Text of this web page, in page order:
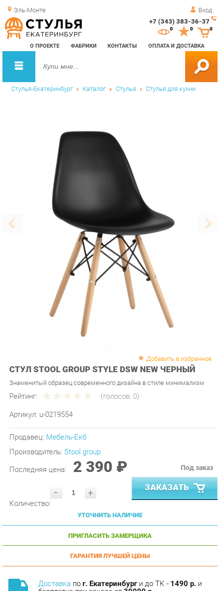
Эль-Монте Вход
+7 (343) 383-36-37
О ПРОЕКТЕ ФАБРИКИ КОНТАКТЫ ОПЛАТА И ДОСТАВКА
0 0
Стулья-Екатеринбург Каталог Стулья Стулья для кухни
СТУЛ STOOL GROUP STYLE DSW NEW ЧЕРНЫЙ
Знаменитый образец современного дизайна в стиле минимализм
Рейтинг: (голосов:0)
Артикул: u-0219554
Продавец: Мебель-Екб
Производитель:Stool group
Последняя цена: 2 390 ₽
- +
ЗАКАЗАТЬ
УТОЧНИТЬ НАЛИЧИЕ
ПРИГЛАСИТЬ ЗАМЕРЩИКА
ГАРАНТИЯ ЛУЧШЕЙ ЦЕНЫ
по г. Екатеринбурги до ТК -
бесплатна при заказе от30000 р.